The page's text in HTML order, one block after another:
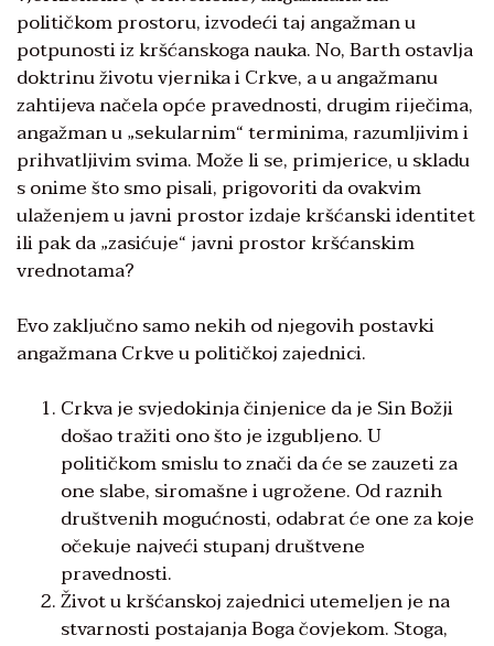
političkom prostoru, izvodeći taj angažman u
potpunosti iz kršćanskoga nauka. No, Barth ostavlja
doktrinu životu vjernika i Crkve, a u angažmanu
zahtijeva načela opće pravednosti, drugim riječima,
angažman u „sekularnim“ terminima, razumljivim i
prihvatljivim svima. Može li se, primjerice, u skladu
s onime što smo pisali, prigovoriti da ovakvim
ulaženjem u javni prostor izdaje kršćanski identitet
ili pak da „zasićuje“ javni prostor kršćanskim
vrednotama?
Evo zaključno samo nekih od njegovih postavki
angažmana Crkve u političkoj zajednici.
Crkva je svjedokinja činjenice da je Sin Božji
došao tražiti ono što je izgubljeno. U
političkom smislu to znači da će se zauzeti za
one slabe, siromašne i ugrožene. Od raznih
društvenih mogućnosti, odabrat će one za koje
očekuje najveći stupanj društvene
pravednosti.
Život u kršćanskoj zajednici utemeljen je na
stvarnosti postajanja Boga čovjekom. Stoga,